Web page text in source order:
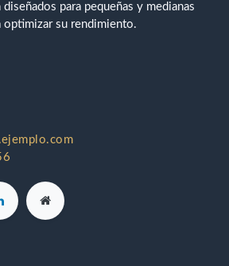
para pequeñas y medianas
optimizar su rendimiento.